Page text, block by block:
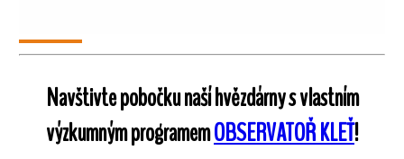
Navštivte pobočku naší hvězdárny s vlastním
výzkumným programemOBSERVATOŘ KLEŤ!